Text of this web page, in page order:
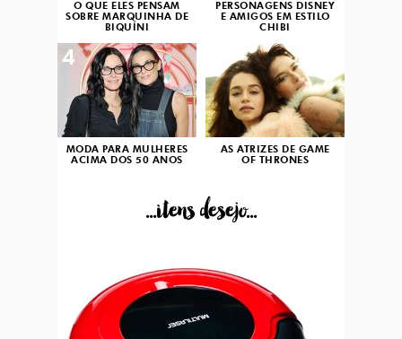
O QUE ELES PENSAM
SOBRE MARQUINHA DE
BIQUÍNI
PERSONAGENS DISNEY
E AMIGOS EM ESTILO
CHIBI
MODA PARA MULHERES
ACIMA DOS 50 ANOS
4
AS ATRIZES DE GAME
OF THRONES
...itens desejo...